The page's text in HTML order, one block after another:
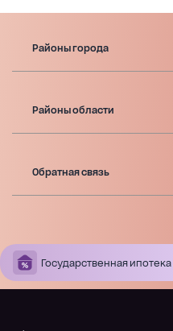
Районы города
Районы области
Обратная связь
Государственная ипотека